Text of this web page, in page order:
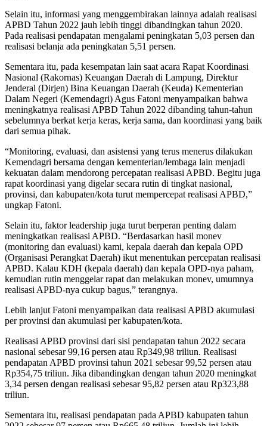
Selain itu, informasi yang menggembirakan lainnya adalah realisasi
APBD Tahun 2022 jauh lebih tinggi dibandingkan tahun 2020.
Pada realisasi pendapatan mengalami peningkatan 5,03 persen dan
realisasi belanja ada peningkatan 5,51 persen.
Sementara itu, pada kesempatan lain saat acara Rapat Koordinasi
Nasional (Rakornas) Keuangan Daerah di Lampung, Direktur
Jenderal (Dirjen) Bina Keuangan Daerah (Keuda) Kementerian
Dalam Negeri (Kemendagri) Agus Fatoni menyampaikan bahwa
meningkatnya realisasi APBD Tahun 2022 dibanding tahun-tahun
sebelumnya berkat kerja keras, kerja sama, dan koordinasi yang baik
dari semua pihak.
“Monitoring, evaluasi, dan asistensi yang terus menerus dilakukan
Kemendagri bersama dengan kementerian/lembaga lain menjadi
kekuatan dalam mendorong percepatan realisasi APBD. Begitu juga
rapat koordinasi yang digelar secara rutin di tingkat nasional,
provinsi, dan kabupaten/kota turut mempercepat realisasi APBD,”
ungkap Fatoni.
Selain itu, faktor leadership juga turut berperan penting dalam
meningkatkan realisasi APBD. “Berdasarkan hasil monev
(monitoring dan evaluasi) kami, kepala daerah dan kepala OPD
(Organisasi Perangkat Daerah) ikut menentukan percepatan realisasi
APBD. Kalau KDH (kepala daerah) dan kepala OPD-nya paham,
kemudian rutin menggelar rapat dan melakukan monev, umumnya
realisasi APBD-nya cukup bagus,” terangnya.
Lebih lanjut Fatoni menyampaikan data realisasi APBD akumulasi
per provinsi dan akumulasi per kabupaten/kota.
Realisasi APBD provinsi dari sisi pendapatan tahun 2022 secara
nasional sebesar 99,16 persen atau Rp349,98 triliun. Realisasi
pendapatan APBD provinsi tahun 2021 sebesar 99,52 persen atau
Rp354,75 triliun. Jika dibandingkan dengan tahun 2020 meningkat
3,34 persen dengan realisasi sebesar 95,82 persen atau Rp323,88
triliun.
Sementara itu, realisasi pendapatan pada APBD kabupaten tahun